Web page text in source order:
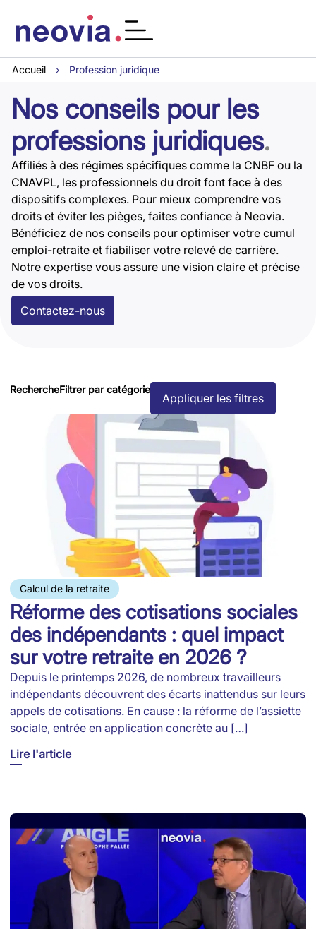
Accueil › Profession juridique
Nos conseils pour les
professions juridiques.
Affiliés à des régimes spécifiques comme la CNBF ou la
CNAVPL, les professionnels du droit font face à des
dispositifs complexes. Pour mieux comprendre vos
droits et éviter les pièges, faites confiance à Neovia.
Bénéficiez de nos conseils pour optimiser votre cumul
emploi-retraite et fiabiliser votre relevé de carrière.
Notre expertise vous assure une vision claire et précise
de vos droits.
Contactez-nous
RechercheFiltrer par catégorie
Appliquer les filtres
Calcul de la retraite
Réforme des cotisations sociales
des indépendants : quel impact
sur votre retraite en 2026 ?
Depuis le printemps 2026, de nombreux travailleurs
indépendants découvrent des écarts inattendus sur leurs
appels de cotisations. En cause : la réforme de l’assiette
sociale, entrée en application concrète au […]
Lire l'article